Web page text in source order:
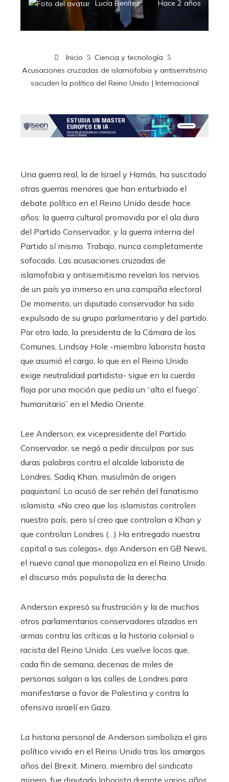
Lucía Benítez Hace 2 años
Inicio
Ciencia y tecnología
Acusaciones cruzadas de islamofobia y antisemitismo
sacuden la política del Reino Unido | Internacional
Una guerra real, la de Israel y Hamás, ha suscitado
otras guerras menores que han enturbiado el
debate político en el Reino Unido desde hace
años: la guerra cultural promovida por el ala dura
del Partido Conservador, y la guerra interna del
Partido sí mismo. Trabajo, nunca completamente
sofocado. Las acusaciones cruzadas de
islamofobia y antisemitismo revelan los nervios
de un país ya inmerso en una campaña electoral.
De momento, un diputado conservador ha sido
expulsado de su grupo parlamentario y del partido.
Por otro lado, la presidenta de la Cámara de los
Comunes, Lindsay Hole -miembro laborista hasta
que asumió el cargo, lo que en el Reino Unido
exige neutralidad partidista- sigue en la cuerda
floja por una moción que pedía un “alto el fuego”.
humanitario” en el Medio Oriente.
Lee Anderson, ex vicepresidente del Partido
Conservador, se negó a pedir disculpas por sus
duras palabras contra el alcalde laborista de
Londres, Sadiq Khan, musulmán de origen
paquistaní. Lo acusó de ser rehén del fanatismo
islamista. «No creo que los islamistas controlen
nuestro país, pero sí creo que controlan a Khan y
que controlan Londres (…) Ha entregado nuestra
capital a sus colegas», dijo Anderson en GB News,
el nuevo canal que monopoliza en el Reino Unido.
el discurso más populista de la derecha.
Anderson expresó su frustración y la de muchos
otros parlamentarios conservadores alzados en
armas contra las críticas a la historia colonial o
racista del Reino Unido. Les vuelve locos que,
cada fin de semana, decenas de miles de
personas salgan a las calles de Londres para
manifestarse a favor de Palestina y contra la
ofensiva israelí en Gaza.
La historia personal de Anderson simboliza el giro
político vivido en el Reino Unido tras los amargos
años del Brexit. Minero, miembro del sindicato